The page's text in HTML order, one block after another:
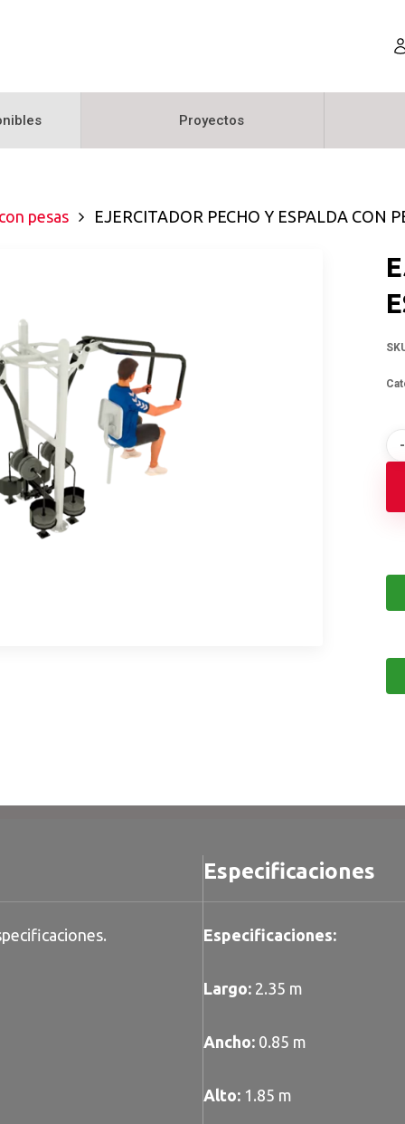
Proyectos
pesas EJERCITADOR PECHO Y ESPALDA CON
Especificaciones
Especificaciones:
Largo: 2.35 m
Ancho:0.85 m
Alto:1.85 m